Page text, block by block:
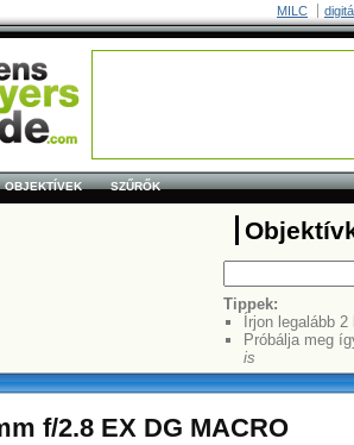
MILC
OBJEKTÍVEK SZŰRŐK
Tippek:
Írjon legalább
Próbálja meg
is
f/2.8 EX DG MACRO